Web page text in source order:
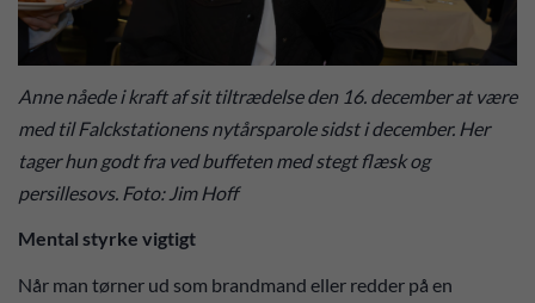
Anne nåede i kraft af sit tiltrædelse den 16. december at være
med til Falckstationens nytårsparole sidst i december. Her
tager hun godt fra ved buffeten med stegt flæsk og
persillesovs. Foto: Jim Hoff
Mental styrke vigtigt
Når man tørner ud som brandmand eller redder på en